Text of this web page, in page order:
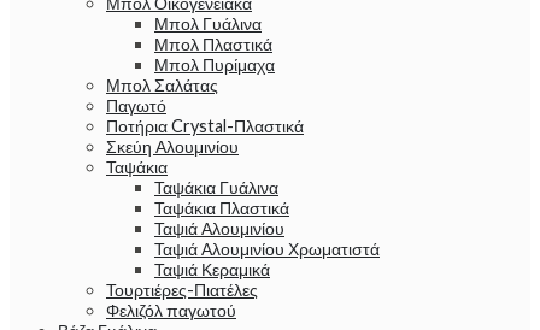
Μπολ Γυάλινα
Μπολ Πλαστικά
Μπολ Πυρίμαχα
Μπολ Σαλάτας
Παγωτό
Ποτήρια Crystal-Πλαστικά
Σκεύη Αλουμινίου
Ταψάκια
Ταψάκια Γυάλινα
Ταψάκια Πλαστικά
Ταψιά Αλουμινίου
Ταψιά Αλουμινίου Χρωματιστά
Ταψιά Κεραμικά
Τουρτιέρες-Πιατέλες
Φελιζόλ παγωτού